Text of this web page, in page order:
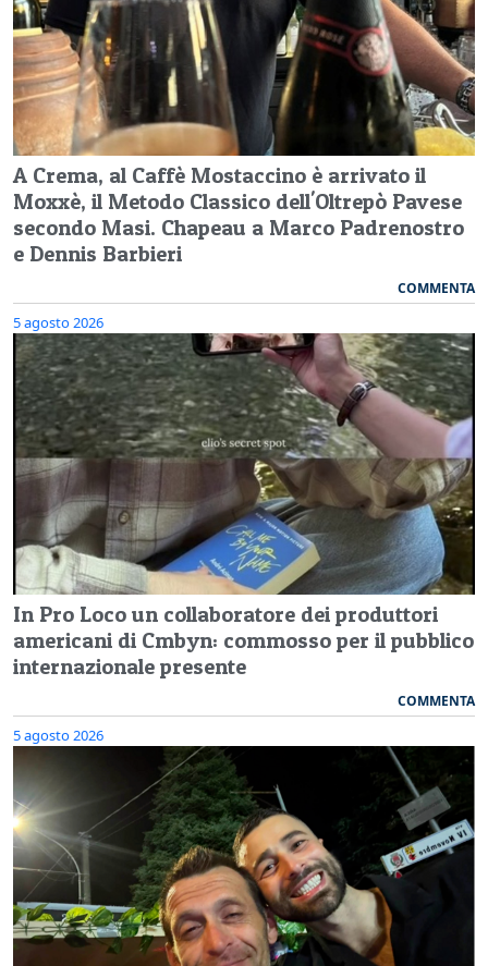
A Crema, al Caffè Mostaccino è arrivato il
Moxxè, il Metodo Classico dell'Oltrepò Pavese
secondo Masi. Chapeau a Marco Padrenostro
e Dennis Barbieri
COMMENTA
5 agosto 2026
In Pro Loco un collaboratore dei produttori
americani di Cmbyn: commosso per il pubblico
internazionale presente
COMMENTA
5 agosto 2026